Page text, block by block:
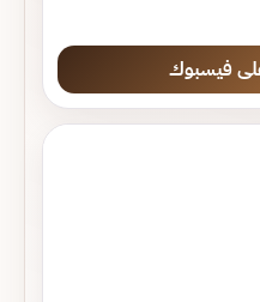
فيسبوك